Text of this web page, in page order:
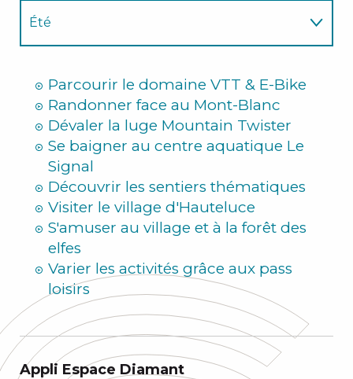
Été
Parcourir le domaine VTT & E-Bike
Randonner face au Mont-Blanc
Dévaler la luge Mountain Twister
Se baigner au centre aquatique Le
Signal
Découvrir les sentiers thématiques
Visiter le village d'Hauteluce
S'amuser au village et à la forêt des
elfes
Varier les activités grâce aux pass
loisirs
Appli Espace Diamant